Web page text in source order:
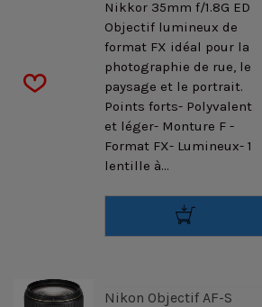
Nikkor 35mm f/1.8G ED
Objectif lumineux de
format FX idéal pour la
photographie de rue, le
paysage et le portrait.
Points forts- Polyvalent
et léger- Monture F -
Format FX- Lumineux- 1
lentille à...
Nikon Objectif AF-S